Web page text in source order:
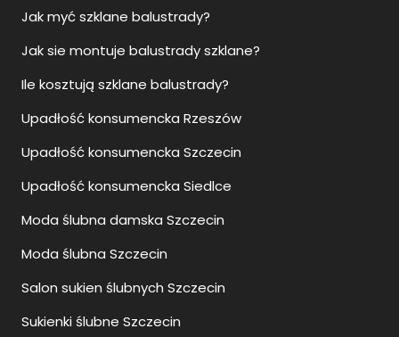
Jak myć szklane balustrady?
Jak sie montuje balustrady szklane?
Ile kosztują szklane balustrady?
Upadłość konsumencka Rzeszów
Upadłość konsumencka Szczecin
Upadłość konsumencka Siedlce
Moda ślubna damska Szczecin
Moda ślubna Szczecin
Salon sukien ślubnych Szczecin
Sukienki ślubne Szczecin